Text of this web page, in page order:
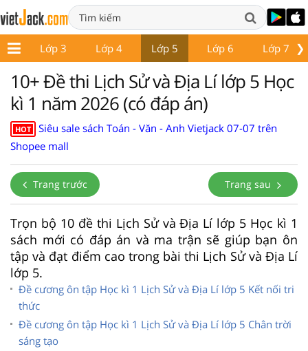
❯
2 Lớp 3 Lớp 4 Lớp 5 Lớp 6 Lớp 7
10+ Đề thi Lịch Sử và Địa Lí lớp 5 Học
kì 1 năm 2026 (có đáp án)
HOT
Siêu sale sách Toán - Văn - Anh Vietjack 07-07 trên
Shopee mall
Trang trước Trang sau
Trọn bộ 10 đề thi Lịch Sử và Địa Lí lớp 5 Học kì 1
sách mới có đáp án và ma trận sẽ giúp bạn ôn
tập và đạt điểm cao trong bài thi Lịch Sử và Địa Lí
lớp 5.
Đề cương ôn tập Học kì 1 Lịch Sử và Địa Lí lớp 5 Kết nối tri
thức
Đề cương ôn tập Học kì 1 Lịch Sử và Địa Lí lớp 5 Chân trời
sáng tạo